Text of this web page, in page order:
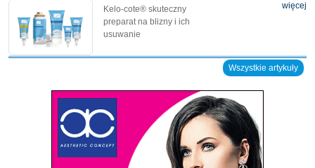
Kelo-cote® skuteczny
preparat na blizny i ich
usuwanie
więcej
Wszystkie artykuły